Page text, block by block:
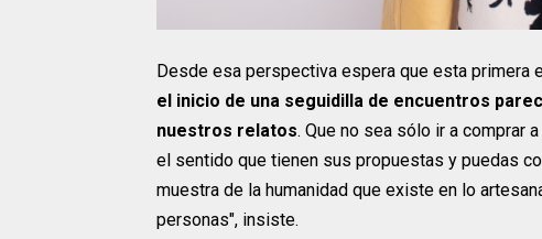
Desde esa perspectiva espera que esta primera
el inicio de una seguidilla de encuentros
nuestros relatos. Que no sea sólo ir a comprar
el sentido que tienen sus propuestas y puedas
muestra de la humanidad que existe en lo
personas", insiste.